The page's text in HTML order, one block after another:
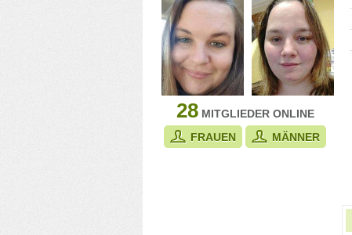
28MITGLIEDER ONLINE
FRAUEN
MÄNNER